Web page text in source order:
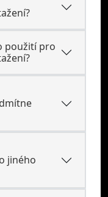
použití pro
jiného